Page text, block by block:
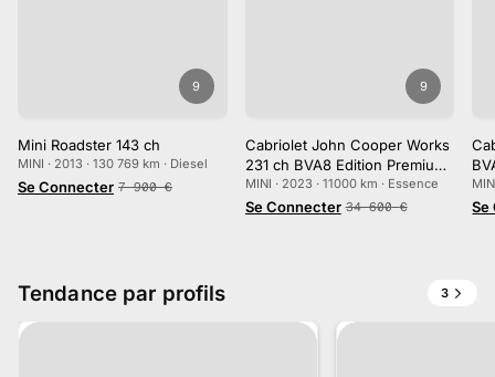
9
Mini Roadster 143 ch
MINI · 2013 · 130 769 km · Diesel
Se Connecter 7 900 €
9
Cabriolet John Cooper Works
231 ch BVA8 Edition Premium
Plus
MINI · 2023 · 11000 km · Essence
Se Connecter 34 600 € Se
Tendance par profils 3